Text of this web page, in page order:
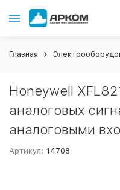
Главная
Honeywell
аналоговых
аналоговыми
Артикул: 14708